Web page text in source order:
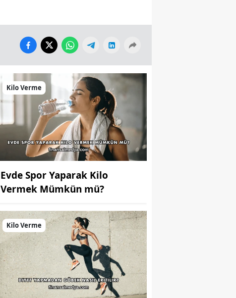
Kilo Verme
Evde Spor Yaparak Kilo
Vermek Mümkün mü?
Kilo Verme